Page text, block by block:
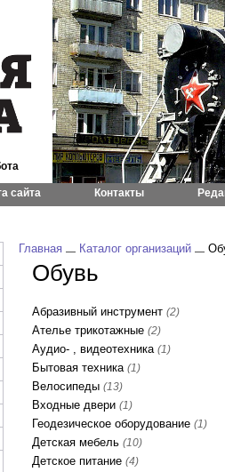
сайта Контакты
Главная Каталог организаций
Обувь
Абразивный инструмент (2)
Ателье трикотажные (2)
Аудио- , видеотехника (1)
Бытовая техника (1)
Велосипеды (13)
Входные двери (1)
Геодезическое оборудование (1)
Детская мебель (10)
Детское питание (4)